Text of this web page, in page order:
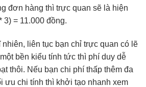
đơn hàng thì trực quan sẽ là hiện
3) = 11.000 đồng.
nhiên, liên tục bạn chỉ trực quan có lẽ
bền kiểu tính tức thì phí duy dễ
thôi. Nếu bạn chi phí thấp thêm đa
ưu chi tính thì khởi tạo nhanh xem